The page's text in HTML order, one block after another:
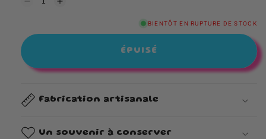
Réduire
Bonbonnière
Augmenter
BIENTÔT EN RUPTURE DE STOCK
ÉPUISÉ
Fabrication artisanale
Un souvenir à conserver